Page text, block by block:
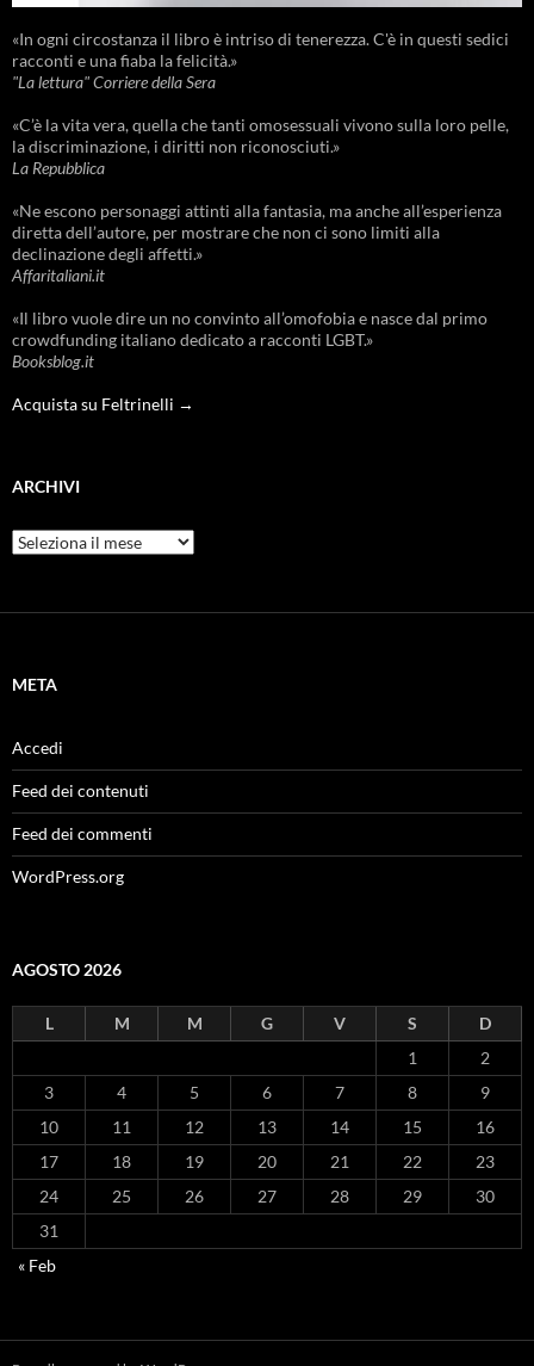
«In ogni circostanza il libro è intriso di tenerezza. C'è in questi sedici
racconti e una fiaba la felicità.»
"La lettura" Corriere della Sera
«C’è la vita vera, quella che tanti omosessuali vivono sulla loro pelle,
la discriminazione, i diritti non riconosciuti.»
La Repubblica
«Ne escono personaggi attinti alla fantasia, ma anche all’esperienza
diretta dell’autore, per mostrare che non ci sono limiti alla
declinazione degli affetti.»
Affaritaliani.it
«Il libro vuole dire un no convinto all’omofobia e nasce dal primo
crowdfunding italiano dedicato a racconti LGBT.»
Booksblog.it
Acquista su Feltrinelli →
ARCHIVI
Archivi
META
Accedi
Feed dei contenuti
Feed dei commenti
WordPress.org
AGOSTO 2026
L M M G V S
D
1
2
3
4 5 6 7 8
9
10
11 12 13 14 15
16
17
18 19 20 21 22
23
24
25 26 27 28 29
30
31
« Feb